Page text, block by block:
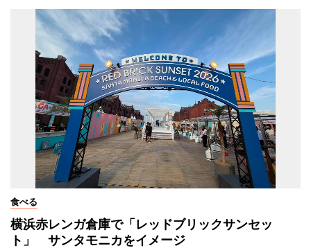
食べる
横浜赤レンガ倉庫で「レッドブリックサンセッ
ト」 サンタモニカをイメージ